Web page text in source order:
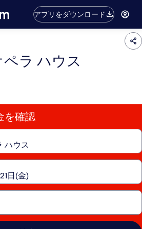
アプリをダウンロード
ラ ハウス
を確認